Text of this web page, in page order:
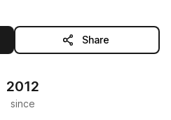
Share
2012
since